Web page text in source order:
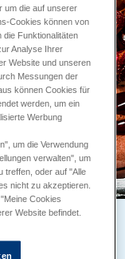
um die auf unserer
Cookies können von
Funktionalitäten
Analyse Ihrer
Website und unseren
Messungen der
können Cookies für
werden, um ein
Werbung
um die Verwendung
verwalten", um
treffen, oder auf "Alle
nicht zu akzeptieren.
Cookies
Website befindet.